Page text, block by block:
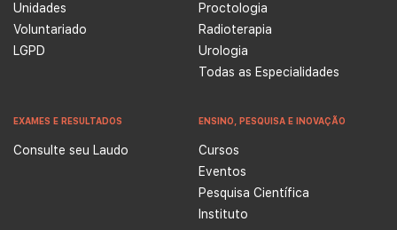
Unidades
Voluntariado
LGPD
Proctologia
Radioterapia
Urologia
Todas as Especialidades
EXAMES E RESULTADOS
Consulte seu Laudo
ENSINO, PESQUISA E INOVAÇÃO
Cursos
Eventos
Pesquisa Científica
Instituto